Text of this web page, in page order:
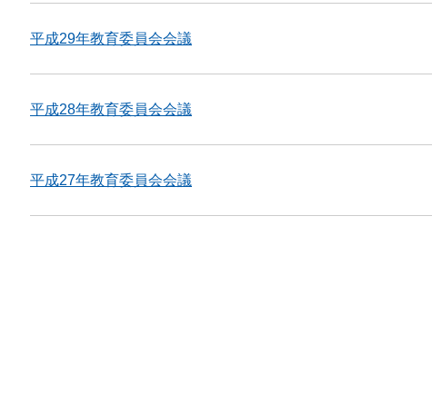
平成29年教育委員会会議
平成28年教育委員会会議
平成27年教育委員会会議